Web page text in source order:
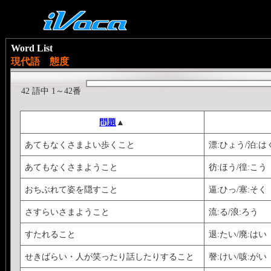
Word List
現代語 態度
42 語中 1～42番
問題 ▲
あてもなくさまよい歩くこと 漂:ひょう/泊:は
あてもなくさまようこと 彷:ほう/徨:こう
おちぶれて姿を隠すこと 逼:ひっ/塞:そく
さすらいさまようこと 流:る/浪:ろう
すたれること 退:たい/廃:はい
せきばらい・人が笑ったり話したりすること 謦:けい/咳:がい